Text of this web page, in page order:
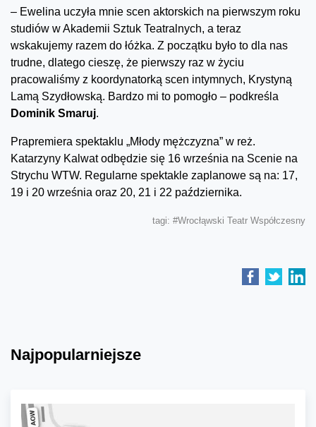
– Ewelina uczyła mnie scen aktorskich na pierwszym roku
studiów w Akademii Sztuk Teatralnych, a teraz
wskakujemy razem do łóżka. Z początku było to dla nas
trudne, dlatego cieszę, że pierwszy raz w życiu
pracowaliśmy z koordynatorką scen intymnych, Krystyną
Lamą Szydłowską. Bardzo mi to pomogło – podkreśla
Dominik Smaruj.
Prapremiera spektaklu „Młody mężczyzna” w reż.
Katarzyny Kalwat odbędzie się 16 września na Scenie na
Strychu WTW. Regularne spektakle zaplanowe są na: 17,
19 i 20 września oraz 20, 21 i 22 października.
tagi: #Wrocłąwski Teatr Współczesny
Najpopularniejsze